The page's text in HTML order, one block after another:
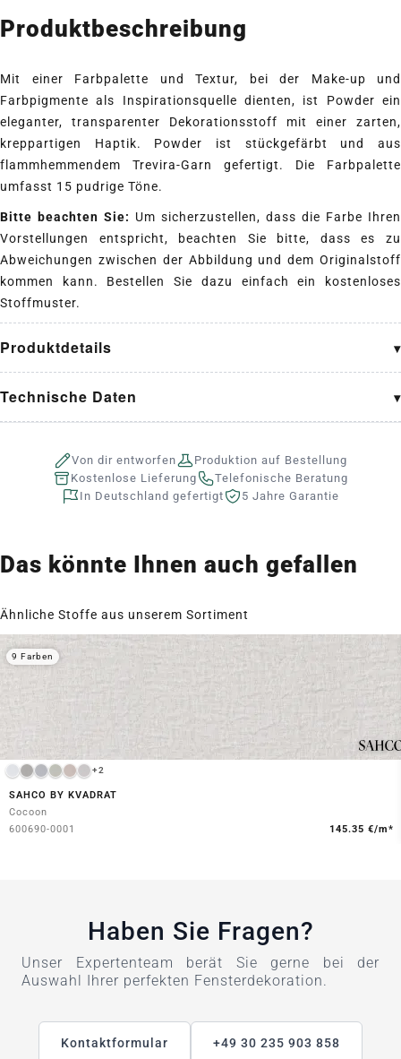
Produktbeschreibung
Mit einer Farbpalette und Textur, bei der Make-up und
Farbpigmente als Inspirationsquelle dienten, ist Powder ein
eleganter, transparenter Dekorationsstoff mit einer zarten,
kreppartigen Haptik. Powder ist stückgefärbt und aus
flammhemmendem Trevira-Garn gefertigt. Die Farbpalette
umfasst 15 pudrige Töne.
Bitte beachten Sie: Um sicherzustellen, dass die Farbe Ihren
Vorstellungen entspricht, beachten Sie bitte, dass es zu
Abweichungen zwischen der Abbildung und dem Originalstoff
kommen kann. Bestellen Sie dazu einfach ein kostenloses
Stoffmuster.
Produktdetails
Technische Daten
Von dir entworfen
Produktion auf Bestellung
Kostenlose Lieferung
Telefonische Beratung
In Deutschland gefertigt
5 Jahre Garantie
Das könnte Ihnen auch gefallen
Ähnliche Stoffe aus unserem Sortiment
+2
SAHCO BY KVADRAT
Cocoon
600690-0001
145.35 €/m*
9 Farben
Haben Sie Fragen?
Unser Expertenteam berät Sie gerne bei der
Auswahl Ihrer perfekten Fensterdekoration.
Kontaktformular +49 30 235 903 858